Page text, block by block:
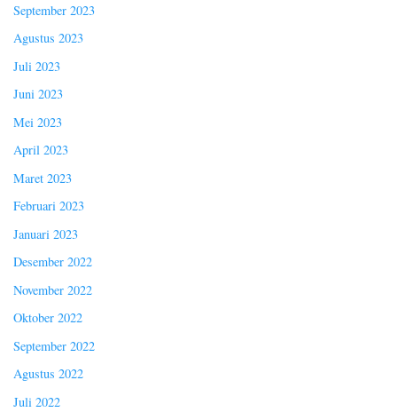
September 2023
Agustus 2023
Juli 2023
Juni 2023
Mei 2023
April 2023
Maret 2023
Februari 2023
Januari 2023
Desember 2022
November 2022
Oktober 2022
September 2022
Agustus 2022
Juli 2022